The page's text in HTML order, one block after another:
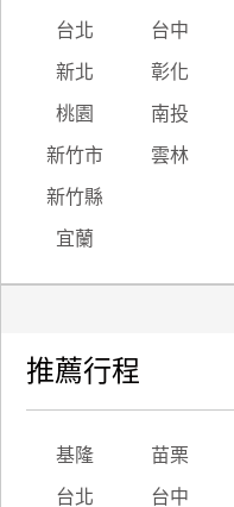
台北 台中
新北 彰化
桃園 南投
新竹市 雲林
新竹縣
宜蘭
推薦行程
基隆 苗栗
台北 台中